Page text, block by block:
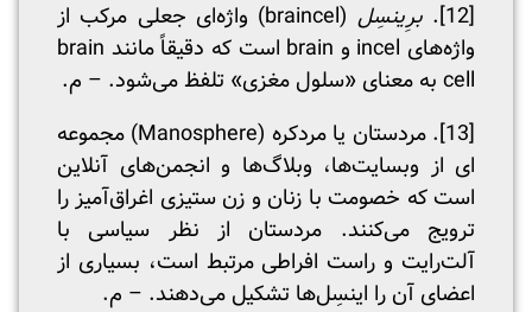
[12]
.برِینسِل
(braincel) واژه‌ای جعلی مرکب از
واژه‌های incel و brain است که دقیقاً مانند brain
cell به معنای «سلول مغزی» تلفظ می‌شود. – م.
[13]
. مردستان یا مردکره (Manosphere) مجموعه
ای از وبسایت‌ها، وبلاگ‌ها و انجمن‌های آنلاین
است که خصومت با زنان و زن ستیزی اغراق‌آمیز را
ترویج می‌کنند. مردستان از نظر سیاسی با
‌‌آلت‌رایت و راست افراطی مرتبط ‌است، بسیاری از
اعضای آن را اینسِل‌ها تشکیل می‌دهند. – م.